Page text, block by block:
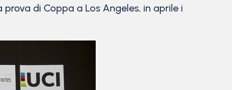
di Coppa a Los Angeles, in aprile i